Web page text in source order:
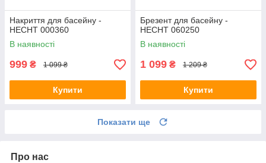
Накриття для басейну -
HECHT 000360
В наявності
999 ₴ 1 099 ₴
Купити
Брезент для басейну -
HECHT 060250
В наявності
1 099 ₴ 1 209 ₴
Купити
Показати ще
Про нас